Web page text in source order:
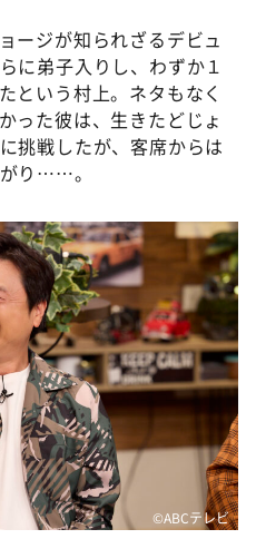
ージが知られざるデビュ
に弟子入りし、わずか１
という村上。ネタもなく
った彼は、生きたどじょ
挑戦したが、客席からは
り……。
©ABCテレビ